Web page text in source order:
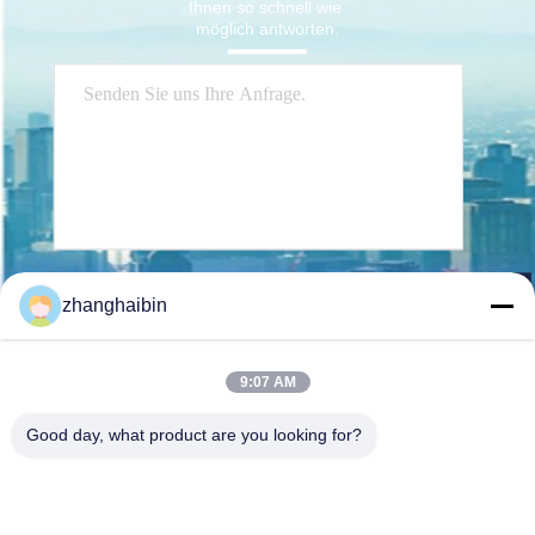
Ihnen so schnell wie
möglich antworten.
Senden Sie
zhanghaibin
9:07 AM
Good day, what product are you looking for?